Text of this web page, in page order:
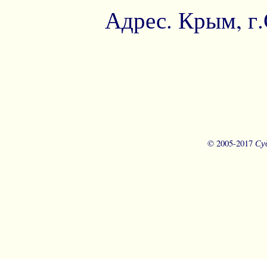
Адрес. Крым,
© 2005-2017